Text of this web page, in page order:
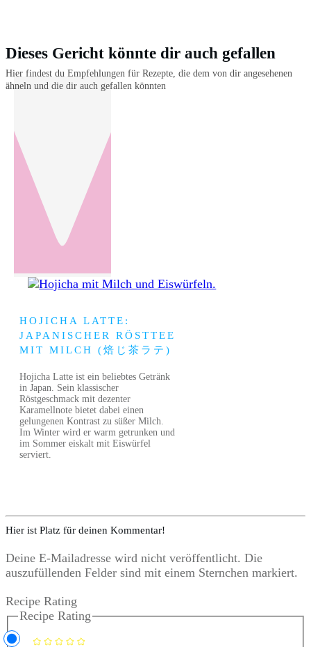
Dieses Gericht könnte dir auch gefallen
Hier findest du Empfehlungen für Rezepte, die dem von dir angesehenen
ähneln und die dir auch gefallen könnten
HOJICHA LATTE:
JAPANISCHER RÖSTTEE
MIT MILCH (焙じ茶ラテ)
Hojicha Latte ist ein beliebtes Getränk
in Japan. Sein klassischer
Röstgeschmack mit dezenter
Karamellnote bietet dabei einen
gelungenen Kontrast zu süßer Milch.
Im Winter wird er warm getrunken und
im Sommer eiskalt mit Eiswürfel
serviert.
Hier ist Platz für deinen Kommentar!
Deine E-Mailadresse wird nicht veröffentlicht. Die
auszufüllenden Felder sind mit einem Sternchen markiert.
Recipe Rating
Recipe Rating